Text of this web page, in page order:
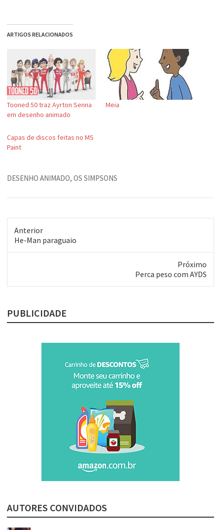
ARTIGOS RELACIONADOS
Tooned 50 traz Ayrton Senna
em desenho animado
Meia
Capas de discos feitas no MS
Paint
DESENHO ANIMADO, OS SIMPSONS
Anterior
Post
He-Man paraguaio
Próximo
Perca peso com AYDS
PUBLICIDADE
AUTORES CONVIDADOS